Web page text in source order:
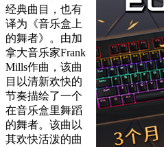
经典曲目，也有
译为《音乐盒上
的舞者》。由加
拿大音乐家Frank
Mills作曲，该曲
目以清新欢快的
节奏描绘了一个
在音乐盒里舞蹈
的舞者。该曲以
其欢快活泼的曲